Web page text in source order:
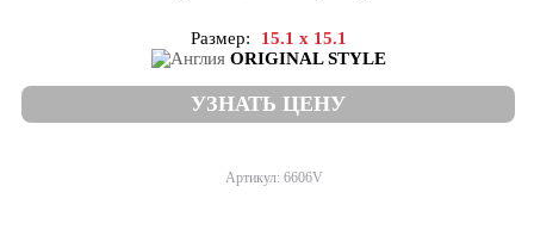
Размер:
15.1 x 15.1
ORIGINAL STYLE
УЗНАТЬ ЦЕНУ
Артикул: 6606V